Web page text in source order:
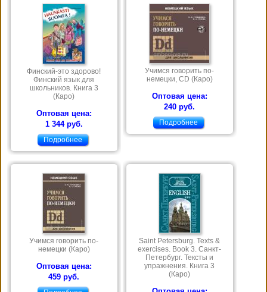
Финский-это здорово!
Финский язык для
школьников. Книга 3
(Каро)
Оптовая цена:
1 344 руб.
Подробнее
Учимся говорить по-
немецки, CD (Каро)
Оптовая цена:
240 руб.
Подробнее
Учимся говорить по-
немецки (Каро)
Оптовая цена:
459 руб.
Saint Petersburg. Texts &
exercises. Book 3. Санкт-
Петербург. Тексты и
упражнения. Книга 3
(Каро)